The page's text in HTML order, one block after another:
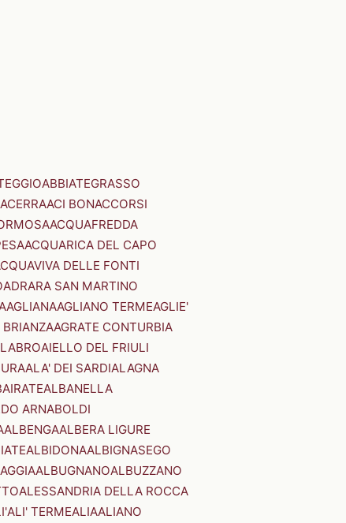
ABBIATEGRASSO
ACERRAACI BONACCORSI
ACQUAFREDDA
ACQUARICA DEL CAPO
DELLE FONTI
ADRARA SAN MARTINO
AGLIANAAGLIANO TERMEAGLIE'
BRIANZAAGRATE CONTURBIA
AIELLO DEL FRIULI
ALA' DEI SARDIALAGNA
ALBANELLA
ARNABOLDI
ALBENGAALBERA LIGURE
ALBIDONAALBIGNASEGO
ALBUGNANOALBUZZANO
ALESSANDRIA DELLA ROCCA
ALI' TERMEALIAALIANO